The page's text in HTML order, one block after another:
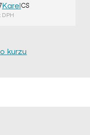
KarelCS
DPH
kurzu